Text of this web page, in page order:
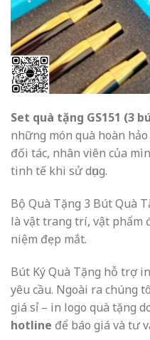
Set quà tặng GS151 (3
những món quà hoàn
đối tác, nhân viên của
tinh tế khi sử dụng.
Bộ Quà Tặng 3 Bút Quà
là vật trang trí, vật phẩm
niệm đẹp mắt.
Bút Ký Quà Tặng hỗ trợ
yêu cầu. Ngoài ra chúng
giá sỉ – in logo quà tặng
hotline để báo giá và tư